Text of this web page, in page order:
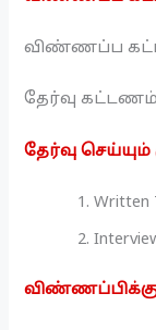
விண்ணப்ப
தேர்வு கட்டணம்
தேர்வு
Written